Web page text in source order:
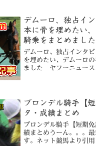
デムーロ、独占イ
本に骨を埋めたい
騎乗をまとめました
デムーロ、独占インタ
を埋めたい、デムーロ
ました ヤフーニュース
る者を含む」という文
ブロンデル騎手【
タ・成績まとめ
ブロンデル騎手【短期
績まとめうーん。。。
す。ネット競馬より引